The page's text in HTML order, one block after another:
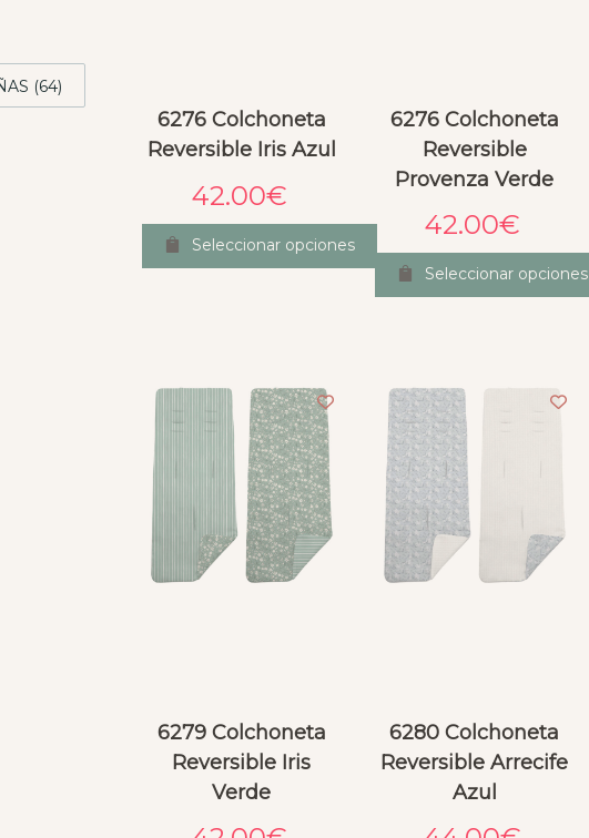
6276 Colchoneta
Reversible Iris Azul
42.00€
Seleccionar opciones
6276 Colchoneta
Reversible
Provenza Verde
42.00€
Seleccionar opciones
6279 Colchoneta
Reversible Iris
Verde
6280 Colchoneta
Reversible Arrecife
Azul
(64)